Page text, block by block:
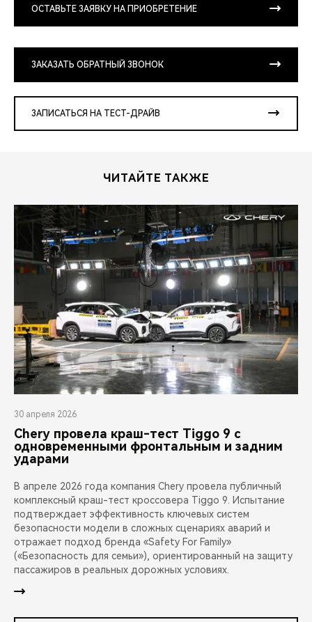
ОСТАВЬТЕ ЗАЯВКУ НА ПРИОБРЕТЕНИЕ
ЗАКАЗАТЬ ОБРАТНЫЙ ЗВОНОК
ЗАПИСАТЬСЯ НА ТЕСТ-ДРАЙВ
ЧИТАЙТЕ ТАКЖЕ
30 апреля 2026
Chery провела краш-тест Tiggo 9 с
одновременными фронтальным и задним
ударами
В апреле 2026 года компания Chery провела публичный
комплексный краш-тест кроссовера Tiggo 9. Испытание
подтверждает эффективность ключевых систем
безопасности модели в сложных сценариях аварий и
отражает подход бренда «Safety For Family»
(«Безопасность для семьи»), ориентированный на защиту
пассажиров в реальных дорожных условиях.